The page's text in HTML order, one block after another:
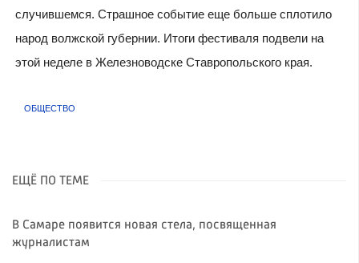
случившемся. Страшное событие еще больше сплотило
народ волжской губернии. Итоги фестиваля подвели на
этой неделе в Железноводске Ставропольского края.
ОБЩЕСТВО
ЕЩЁ ПО ТЕМЕ
В Самаре появится новая стела, посвященная
журналистам